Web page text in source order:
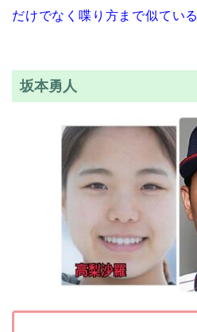
だけでなく喋り方まで似ている
坂本勇人